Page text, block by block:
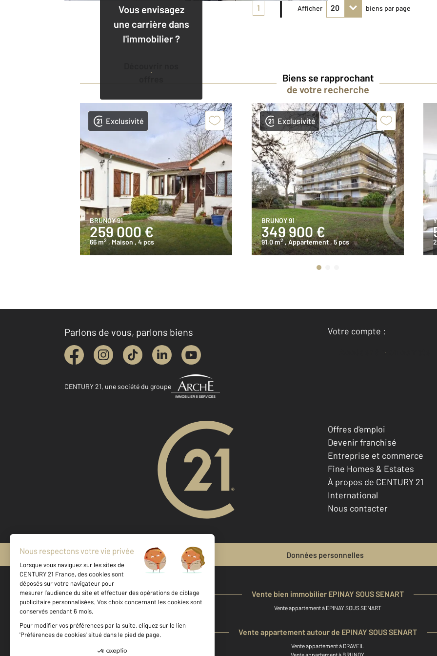
Vous envisagez
une carrière dans
l'immobilier ?
1 Afficher biens par page
Biens se rapprochant
de votre recherche
Exclusivité
BRUNOY 91
259 000 €
66 m2 , Maison , 4 pcs
Exclusivité
BRUNOY 91
349 900 €
91,0 m2 , Appartement , 5 pcs
Parlons de vous, parlons biens
CENTURY 21, une société du groupe
Votre compte :
Accéder à mon compte
Offres d'emploi
Devenir franchisé
Entreprise et commerce
Fine Homes & Estates
À propos de CENTURY 21
International
Nous contacter
Mentions légales & CGU Données personnelles
Vente bien immobilier EPINAY SOUS SENART
Vente appartement à EPINAY SOUS SENART
Vente appartement autour de EPINAY SOUS SENART
Vente appartement à DRAVEIL
Vente appartement à MONTGERON
Vente appartement à BRUNOY